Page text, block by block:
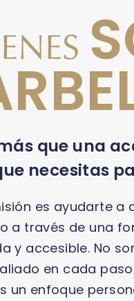
que una
necesitas
es ayudarte a
a través de una
y accesible. No
en cada
un enfoque